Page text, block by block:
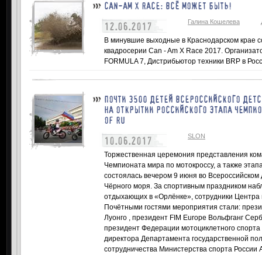
CAN-AM X RACE: ВСЁ МОЖЕТ БЫТЬ!
12.06.2017 Галина Кошелева
В минувшие выходные в Краснодарском крае
квадросерии Can - Am X Race 2017.
FORMULA 7, Дистрибьютор техники BRP в
ПОЧТИ 3500 ДЕТЕЙ ВСЕРОССИЙСКОГО
НА ОТКРЫТИИ РОССИЙСКОГО ЭТАПА
OF RU
10.06.2017 SLON
Торжественная церемония представления
Чемпионата мира по мотокроссу, а также
состоялась вечером 9 июня во
Чёрного моря. За спортивным праздником
отдыхающих в «Орлёнке», сотрудники Центра
Почётными гостями мероприятия стали:
Луонго , президент FIM Europe Вольфганг
президент Федерации мотоциклетного
директора Департамента государственной
сотрудничества Министерства спорта